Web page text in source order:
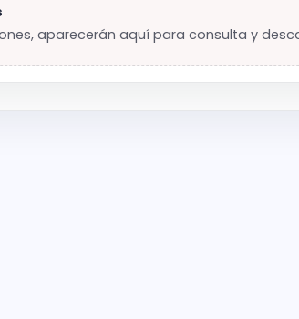
aparecerán aquí para consulta y